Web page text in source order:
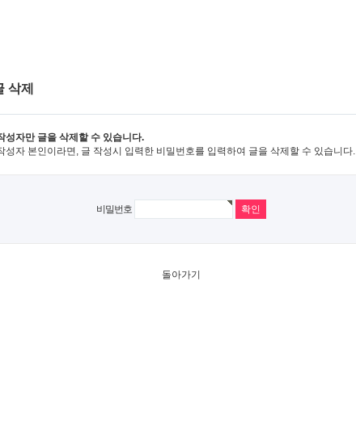
삭제
성자만 글을 삭제할 수 있습니다.
성자 본인이라면, 글 작성시 입력한 비밀번호를 입력하여 글을 삭제할 수 있습니다.
비밀번호
돌아가기